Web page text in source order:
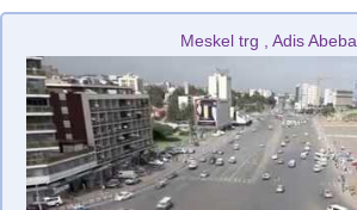
Meskel trg , Adis Abeba